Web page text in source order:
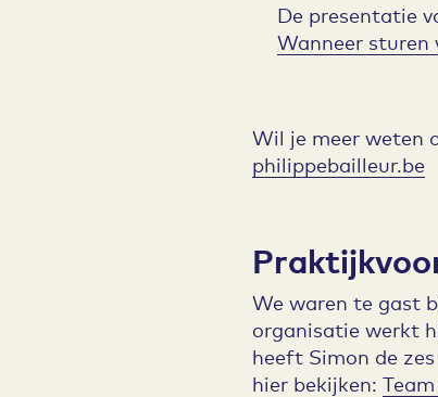
De presentatie
Wanneer sturen
Wil je meer weten
philippebailleur.be
We waren te gast
organisatie werkt
heeft Simon de
hier bekijken: